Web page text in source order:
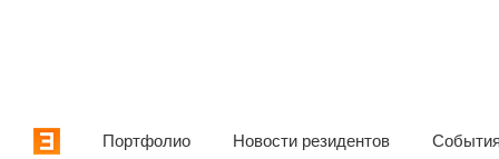
Портфолио Новости резидентов